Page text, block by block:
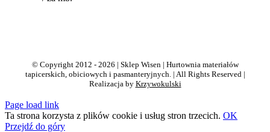
© Copyright 2012 - 2026 | Sklep Wisen | Hurtownia materiałów
tapicerskich, obiciowych i pasmanteryjnych. | All Rights Reserved |
Realizacja by Krzywokulski
Page load link
Ta strona korzysta z plików cookie i usług stron trzecich. OK
Przejdź do góry